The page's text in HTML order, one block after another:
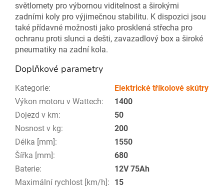
světlomety pro výbornou viditelnost a širokými
zadními koly pro výjimečnou stabilitu. K dispozici jsou
také přídavné možnosti jako prosklená střecha pro
ochranu proti slunci a dešti, zavazadlový box a široké
pneumatiky na zadní kola.
Doplňkové parametry
Kategorie:
Elektrické tříkolové skútry
Výkon motoru v Wattech:
1400
Dojezd v km:
50
Nosnost v kg:
200
Délka [mm]:
1550
Šířka [mm]:
680
Baterie:
12V 75Ah
Maximální rychlost [km/h]:
15